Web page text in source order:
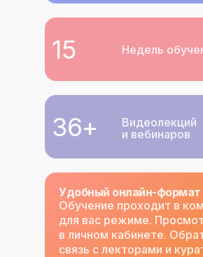
Видеолекций
и вебинаров
36+
Недель
15
Удобный онлайн-формат
Обучение проходит в
для вас режиме.
в личном кабинете.
связь с лекторами и